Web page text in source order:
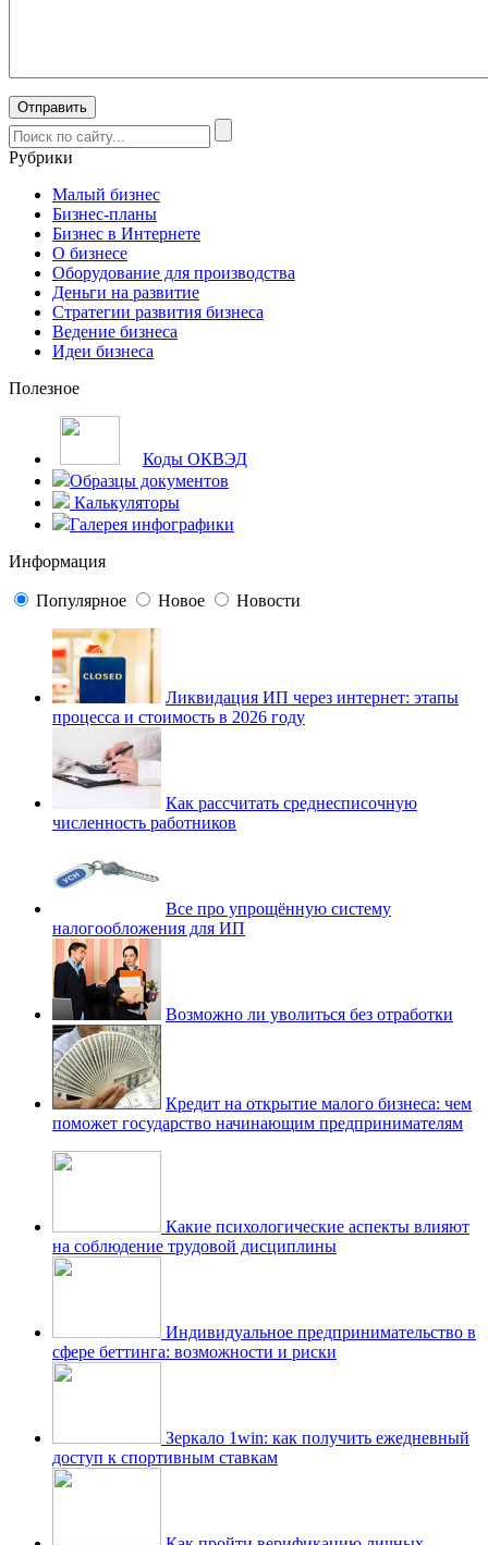
Рубрики
Малый бизнес
Бизнес-планы
Бизнес в Интернете
О бизнесе
Оборудование для производства
Деньги на развитие
Стратегии развития бизнеса
Ведение бизнеса
Идеи бизнеса
Полезное
Коды ОКВЭД
Образцы документов
Калькуляторы
Галерея инфографики
Информация
Популярное Новое Новости
Ликвидация ИП через интернет: этапы
процесса и стоимость в 2026 году
Как рассчитать среднесписочную
численность работников
Все про упрощённую систему
налогообложения для ИП
Возможно ли уволиться без отработки
Кредит на открытие малого бизнеса: чем
поможет государство начинающим предпринимателям
Какие психологические аспекты влияют
на соблюдение трудовой дисциплины
Индивидуальное предпринимательство в
сфере беттинга: возможности и риски
Зеркало 1win: как получить ежедневный
доступ к спортивным ставкам